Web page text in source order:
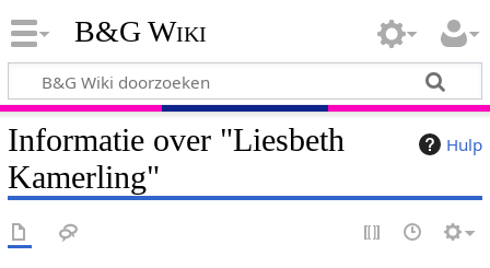
B&G Wiki
Hulp
Informatie over "Liesbeth
Kamerling"